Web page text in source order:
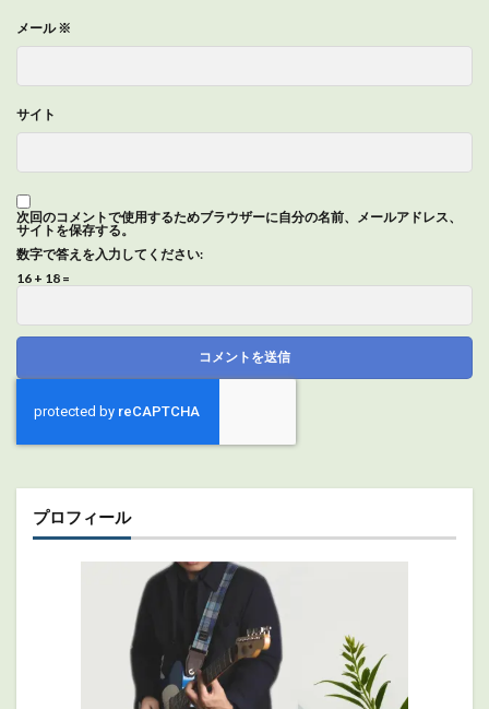
メール※
サイト
次回のコメントで使用するためブラウザーに自分の名前、メールアドレス、
サイトを保存する。
数字で答えを入力してください:
16 + 18 =
プロフィール